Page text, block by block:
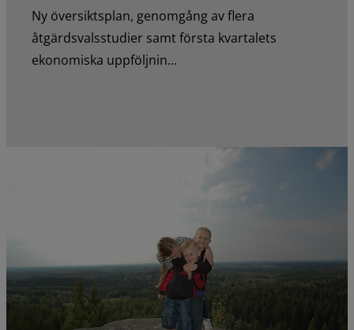
Ny översiktsplan, genomgång av flera
åtgärdsvalsstudier samt första kvartalets
ekonomiska uppföljnin...